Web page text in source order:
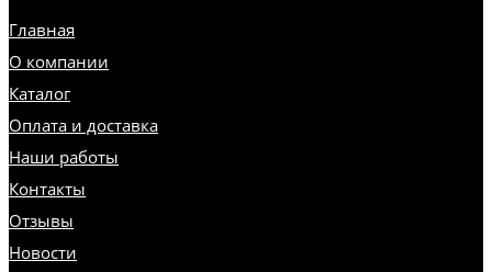
Главная
О компании
Каталог
Оплата и доставка
Наши работы
Контакты
Отзывы
Новости